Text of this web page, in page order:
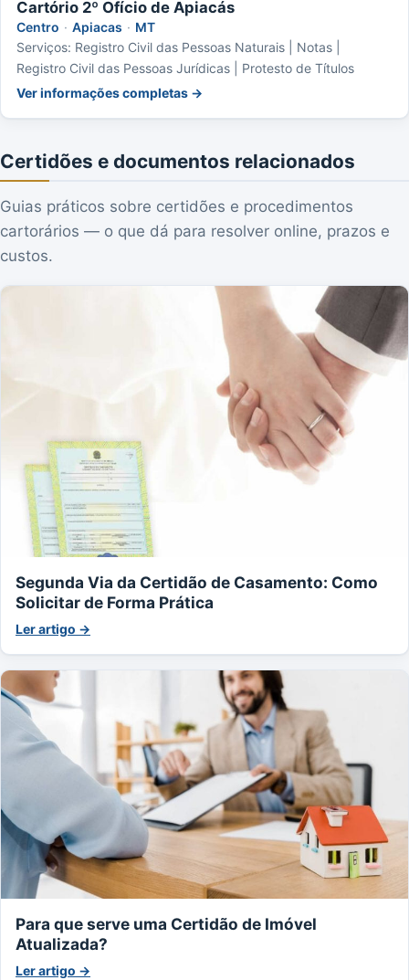
Cartório 2º Ofício de Apiacás
Centro · Apiacas · MT
Serviços: Registro Civil das Pessoas Naturais | Notas |
Registro Civil das Pessoas Jurídicas | Protesto de Títulos
Ver informações completas →
Certidões e documentos relacionados
Guias práticos sobre certidões e procedimentos
cartorários — o que dá para resolver online, prazos e
custos.
Segunda Via da Certidão de Casamento: Como
Solicitar de Forma Prática
Ler artigo →
Para que serve uma Certidão de Imóvel
Atualizada?
Ler artigo →